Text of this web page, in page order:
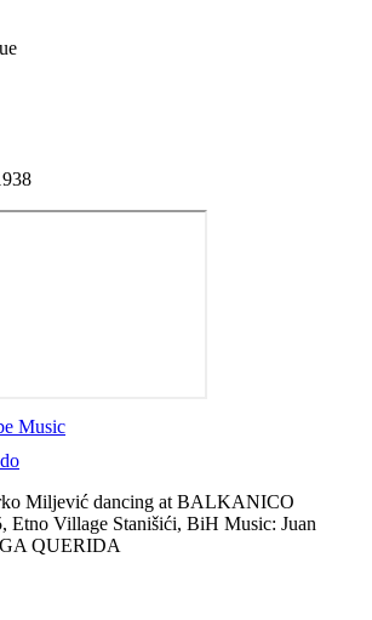
Music
Miljević dancing at BALKANICO
Etno Village Stanišići, BiH Music: Juan
QUERIDA